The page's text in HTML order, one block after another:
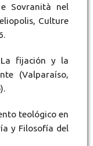
Sovranità nel
Culture
La fijación y la
(Valparaíso,
teológico en
y Filosofía del